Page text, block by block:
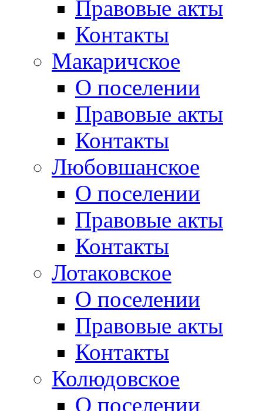
Правовые акты
Контакты
Макаричское
О поселении
Правовые акты
Контакты
Любовшанское
О поселении
Правовые акты
Контакты
Лотаковское
О поселении
Правовые акты
Контакты
Колюдовское
О поселении